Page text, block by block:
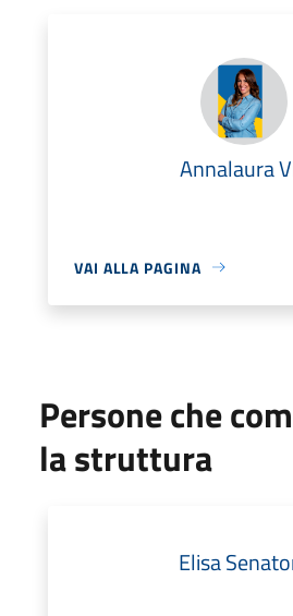
Annalaura
VAI ALLA PAGINA
Persone che
la struttura
Elisa